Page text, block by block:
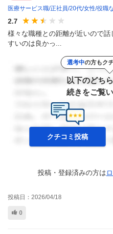
医療サービス職 正社員 20代 女性 役職
2.7
様々な職種との距離が近いので
すいのは良かっ...
選考中の方もク
以下のどち
続きをご覧
クチコミ投稿
投稿・登録済みの方は
投稿日： 2026/04/18
0